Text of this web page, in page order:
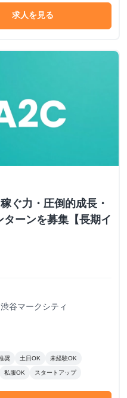
求人を見る
ぐ力・圧倒的成長・
ーンを募集【長期イ
谷マークシティ
奨 土日OK 未経験OK
私服OK スタートアップ